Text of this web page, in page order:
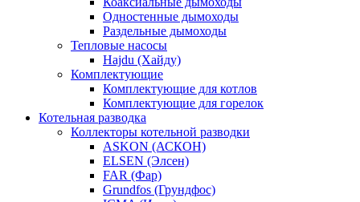
Одностенные дымоходы
Раздельные дымоходы
Тепловые насосы
Hajdu (Хайду)
Комплектующие
Комплектующие для котлов
Комплектующие для горелок
Котельная разводка
Коллекторы котельной разводки
ASKON (АСКОН)
ELSEN (Элсен)
FAR (Фар)
Grundfos (Грундфос)